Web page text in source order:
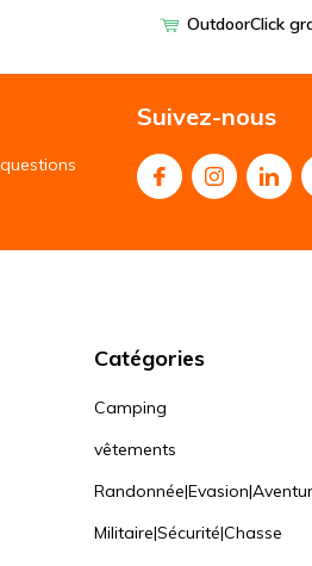
OutdoorClick
Suivez-nous
Catégories
Camping
vêtements
Militaire|Sécurité|Chasse